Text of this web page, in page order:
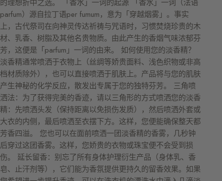
的理想折中之选。 「香水」一词的起源 「香水」一词（法语
parfum）源自拉丁语per fumum，意为「穿越烟雾」。事实
上，古代祭司在向神灵传达祈祷与咒语时，习惯焚烧珍贵的木
材、乳香、树脂及其他名贵物质。由此产生的香烟气味浓郁芬
芳，这便是「parfum」一词的由来。 如何使用您的淡香精？
淡香精通常喷洒于衣物上（丝绸等娇贵面料、浅色织物或非高
档材质除外），也可以直接喷洒于肌肤上。产品将与您的肌肤
产生神秘的化学反应，散发出专属于您的独特芬芳。 三角喷
洒法：为了获得完美的香迹，请以三角形的方式喷洒您的淡香
精：先喷洒头发（保持距离以免损伤发质），然后喷洒外套或
大衣的内侧，最后喷洒至衣摆下方。这样，您便能确保整天都
芳香四溢。 您也可以在面前喷洒一团淡香精的香雾，几秒钟
后穿过这团香雾。这样，您娇贵的衣物或珠宝便不会受到损
伤。 延长留香：别忘了所有身体护理衍生产品（身体乳、香
皂、止汗剂等），它们能为香氛提供更持久的留香效果。如果